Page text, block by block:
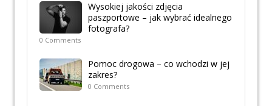
Wysokiej jakości zdjęcia
paszportowe – jak wybrać idealnego
fotografa?
0 Comments
Pomoc drogowa – co wchodzi w jej
zakres?
0 Comments